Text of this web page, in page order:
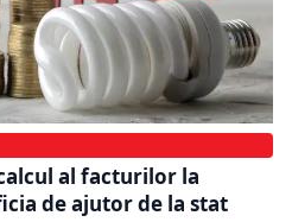
al facturilor la
de ajutor de la stat